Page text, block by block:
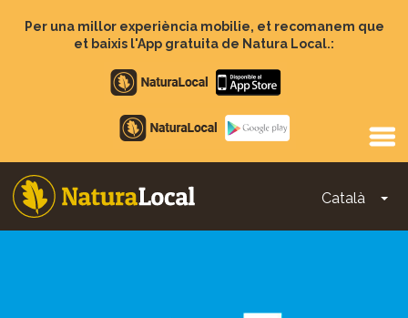
Per una millor experiència mobilie, et recomanem que
et baixis l'App gratuita de Natura Local.:
Apple
store
Google
Play
Català
Main